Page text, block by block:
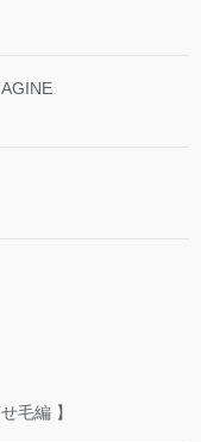
毛編 】